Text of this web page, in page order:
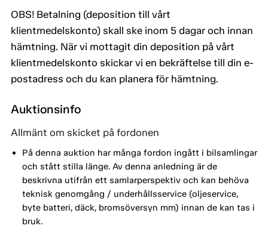
OBS! Betalning (deposition till vårt
klientmedelskonto) skall ske inom 5 dagar och innan
hämtning. När vi mottagit din deposition på vårt
klientmedelskonto skickar vi en bekräftelse till din e-
postadress och du kan planera för hämtning.
Auktionsinfo
Allmänt om skicket på fordonen
På denna auktion har många fordon ingått i bilsamlingar
och stått stilla länge. Av denna anledning är de
beskrivna utifrån ett samlarperspektiv och kan behöva
teknisk genomgång / underhållsservice (oljeservice,
byte batteri, däck, bromsöversyn mm) innan de kan tas i
bruk.